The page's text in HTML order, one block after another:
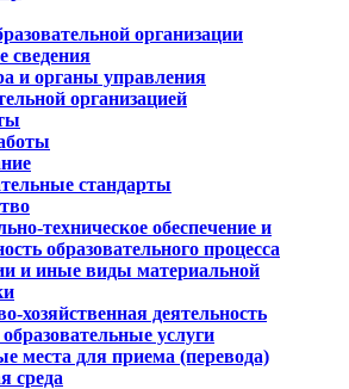
организации
сведения
и органы управления
организацией
стандарты
техническое обеспечение и
образовательного процесса
и иные виды материальной
хозяйственная деятельность
услуги
места для приема (перевода)
среда